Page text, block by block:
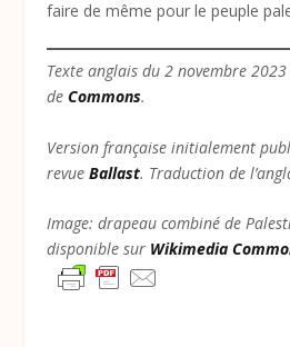
faire de même pour le peuple
Texte anglais du 2 novembre
deCommons.
Version française initialement
revueBallast. Traduction de
Image: drapeau combiné de
disponible sur Wikimedia